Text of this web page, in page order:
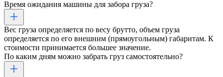
Время ожидания машины для забора груза?
Вес груза определяется по весу брутто, объем груза
определяется по его внешним (прямоугольным) габаритам. К
стоимости принимается большее значение.
По каким дням можно забрать груз самостоятельно?